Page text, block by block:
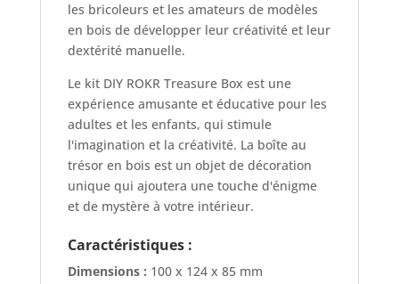
les bricoleurs et les amateurs de modèles
en bois de développer leur créativité et leur
dextérité manuelle.
Le kit DIY ROKR Treasure Box est une
expérience amusante et éducative pour les
adultes et les enfants, qui stimule
l'imagination et la créativité. La boîte au
trésor en bois est un objet de décoration
unique qui ajoutera une touche d'énigme
et de mystère à votre intérieur.
Caractéristiques :
Dimensions : 100 x 124 x 85 mm